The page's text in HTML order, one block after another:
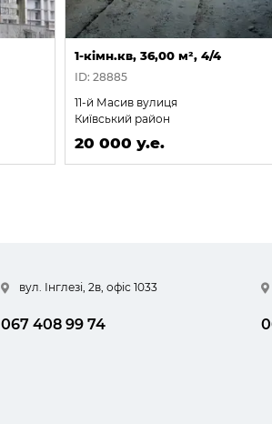
1-кімн.кв, 36,00 м², 4/4
ID: 28885
11-й Масив вулиця
Київський район
20 000 у.е.
вул. Інглезі, 2в, офіс 1033
067 408 99 74